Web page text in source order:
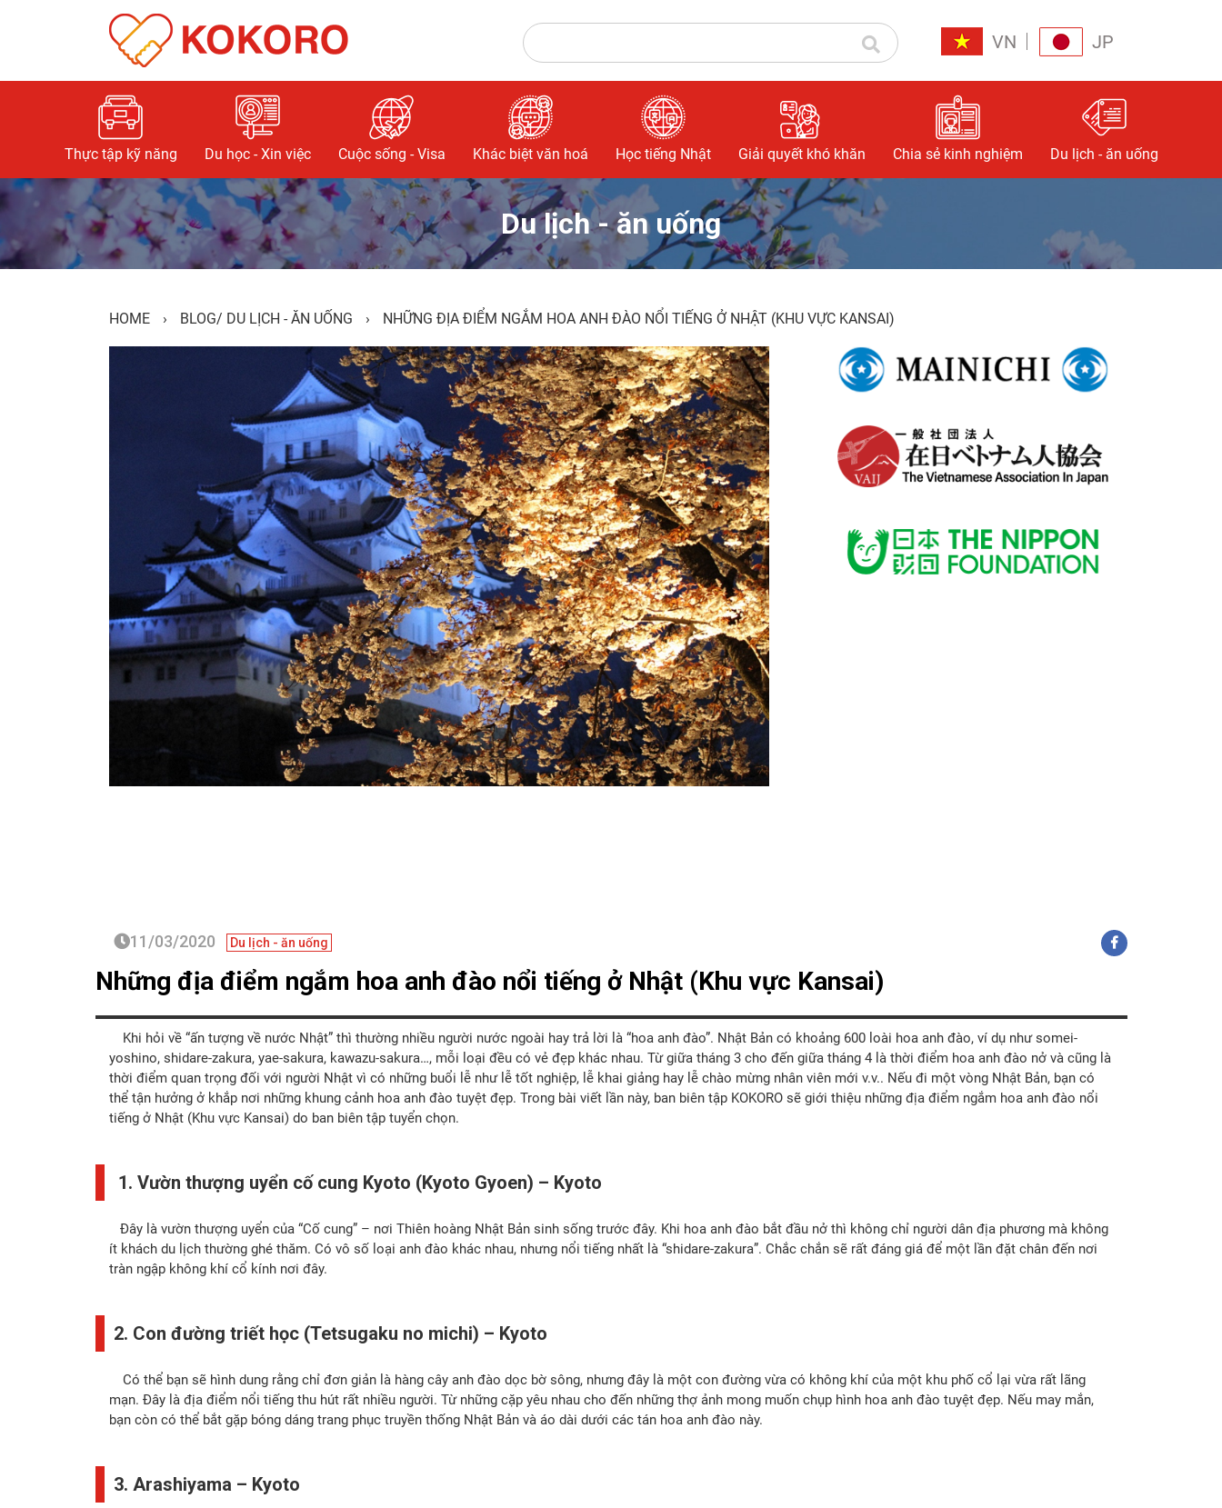
VN JP
Thực tập kỹ năng Du học - Xin việc Cuộc sống - Visa Khác biệt văn hoá Học tiếng Nhật Giải quyết khó khăn Chia sẻ kinh nghiệm Du lịch - ăn uống
Du lịch - ăn uống
HOME › BLOG/ DU LỊCH - ĂN UỐNG › NHỮNG ĐỊA ĐIỂM NGẮM HOA ANH ĐÀO NỔI TIẾNG Ở NHẬT (KHU VỰC KANSAI)
11/03/2020 Du lịch - ăn uống
Những địa điểm ngắm hoa anh đào nổi tiếng ở Nhật (Khu vực Kansai)
Khi hỏi về “ấn tượng về nước Nhật” thì thường nhiều người nước ngoài hay trả lời là “hoa anh đào”. Nhật Bản có khoảng 600 loài hoa anh đào, ví dụ như somei-
yoshino, shidare-zakura, yae-sakura, kawazu-sakura…, mỗi loại đều có vẻ đẹp khác nhau. Từ giữa tháng 3 cho đến giữa tháng 4 là thời điểm hoa anh đào nở và cũng là
thời điểm quan trọng đối với người Nhật vì có những buổi lễ như lễ tốt nghiệp, lễ khai giảng hay lễ chào mừng nhân viên mới v.v.. Nếu đi một vòng Nhật Bản, bạn có
thể tận hưởng ở khắp nơi những khung cảnh hoa anh đào tuyệt đẹp. Trong bài viết lần này, ban biên tập KOKORO sẽ giới thiệu những địa điểm ngắm hoa anh đào nổi
tiếng ở Nhật (Khu vực Kansai) do ban biên tập tuyển chọn.
1. Vườn thượng uyển cố cung Kyoto (Kyoto Gyoen) – Kyoto
Đây là vườn thượng uyển của “Cố cung” – nơi Thiên hoàng Nhật Bản sinh sống trước đây. Khi hoa anh đào bắt đầu nở thì không chỉ người dân địa phương mà không
ít khách du lịch thường ghé thăm. Có vô số loại anh đào khác nhau, nhưng nổi tiếng nhất là “shidare-zakura”. Chắc chắn sẽ rất đáng giá để một lần đặt chân đến nơi
tràn ngập không khí cổ kính nơi đây.
2. Con đường triết học (Tetsugaku no michi) – Kyoto
Có thể bạn sẽ hình dung rằng chỉ đơn giản là hàng cây anh đào dọc bờ sông, nhưng đây là một con đường vừa có không khí của một khu phố cổ lại vừa rất lãng
mạn. Đây là địa điểm nổi tiếng thu hút rất nhiều người. Từ những cặp yêu nhau cho đến những thợ ảnh mong muốn chụp hình hoa anh đào tuyệt đẹp. Nếu may mắn,
bạn còn có thể bắt gặp bóng dáng trang phục truyền thống Nhật Bản và áo dài dưới các tán hoa anh đào này.
3. Arashiyama – Kyoto